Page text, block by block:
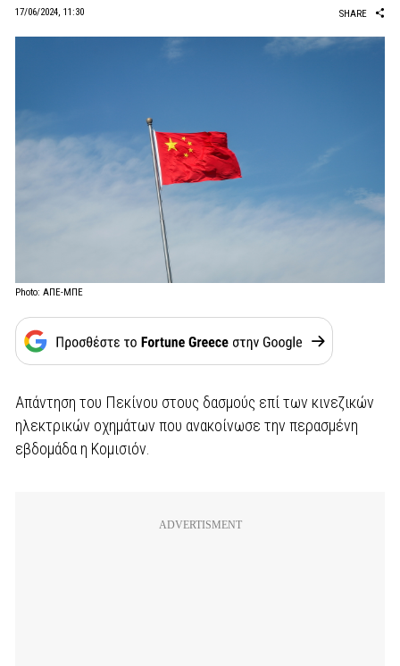
17/06/2024, 11:30
SHARE
Photo: ΑΠΕ-ΜΠΕ
Απάντηση του Πεκίνου στους δασμούς επί των κινεζικών
ηλεκτρικών οχημάτων που ανακοίνωσε την περασμένη
εβδομάδα η Κομισιόν.